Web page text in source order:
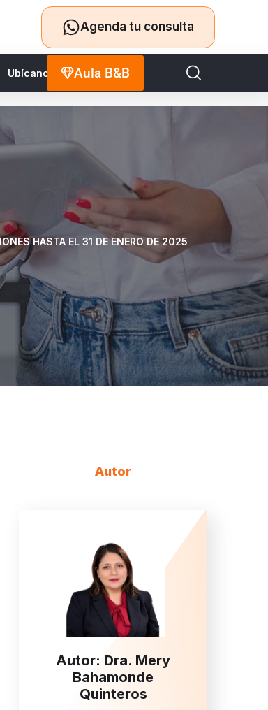
Agenda tu consulta
Ubícanos Aula B&B
HASTA EL 31 DE ENERO DE 2025
Autor
Autor: Dra. Mery
Bahamonde
Quinteros